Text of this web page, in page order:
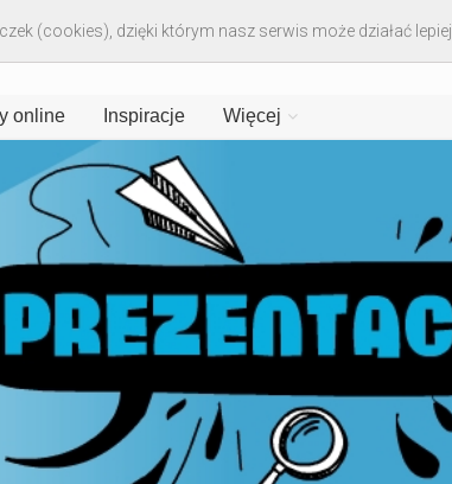
online Inspiracje Więcej
(cookies), dzięki którym nasz serwis może działać lepiej.